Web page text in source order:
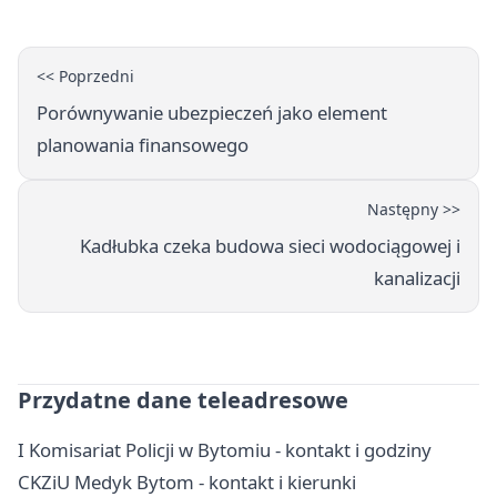
<< Poprzedni
Porównywanie ubezpieczeń jako element
planowania finansowego
Następny >>
Kadłubka czeka budowa sieci wodociągowej i
kanalizacji
Przydatne dane teleadresowe
I Komisariat Policji w Bytomiu - kontakt i godziny
CKZiU Medyk Bytom - kontakt i kierunki